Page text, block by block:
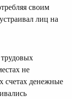
своим
лиц на
не
счетах денежные